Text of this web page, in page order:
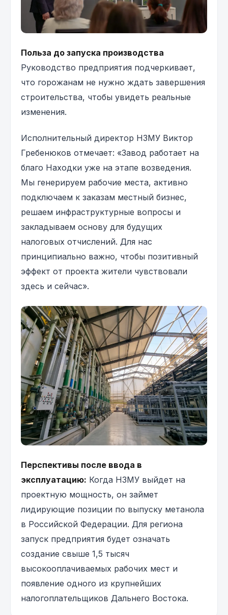
Польза до запуска производства
Руководство предприятия подчеркивает,
что горожанам не нужно ждать завершения
строительства, чтобы увидеть реальные
изменения.
Исполнительный директор НЗМУ Виктор
Гребенюков отмечает: «Завод работает на
благо Находки уже на этапе возведения.
Мы генерируем рабочие места, активно
подключаем к заказам местный бизнес,
решаем инфраструктурные вопросы и
закладываем основу для будущих
налоговых отчислений. Для нас
принципиально важно, чтобы позитивный
эффект от проекта жители чувствовали
здесь и сейчас».
Перспективы после ввода в
эксплуатацию: Когда НЗМУ выйдет на
проектную мощность, он займет
лидирующие позиции по выпуску метанола
в Российской Федерации. Для региона
запуск предприятия будет означать
создание свыше 1,5 тысяч
высокооплачиваемых рабочих мест и
появление одного из крупнейших
налогоплательщиков Дальнего Востока.